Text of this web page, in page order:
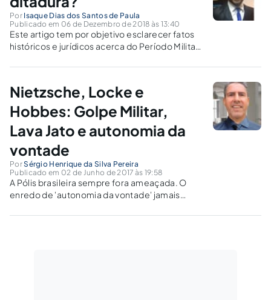
Por Isaque Dias dos Santos de Paula
Publicado em 06 de Dezembro de 2018 às 13:40
Este artigo tem por objetivo esclarecer fatos
históricos e jurídicos acerca do Período Militar,
apurados em pesquisas com apoio de livros e
Nietzsche, Locke e
Hobbes: Golpe Militar,
Lava Jato e autonomia da
vontade
PorSérgio Henrique da Silva Pereira
Publicado em 02 de Junho de 2017 às 19:58
A Pólis brasileira sempre fora ameaçada. O
enredo de 'autonomia da vontade' jamais
XXI. Tanto o Brasil quanto outros países vivem